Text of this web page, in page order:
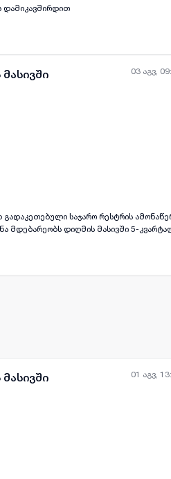
დამიკავშირდით
03 აგვ,
უწერია ბინა
მდებარეობს დიღმის მასივში 5-
01 აგვ,